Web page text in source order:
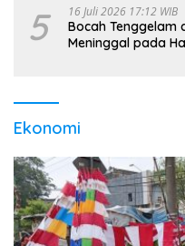
5 16 Juli 2026 17:12 WIB
Bocah Tenggelam
Meninggal pada
Ekonomi